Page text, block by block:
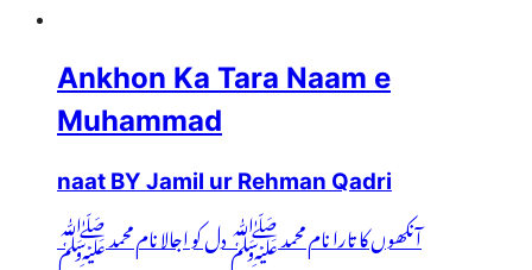
Ankhon Ka Tara Naam e
Muhammad
naat BY Jamil ur Rehman Qadri
آنکھوں کا تارا نام محمد ﷺ دل کو اجالا نام محمد ﷺ